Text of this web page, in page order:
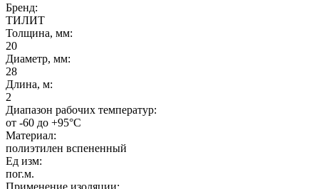
Бренд:
ТИЛИТ
Толщина, мм:
20
Диаметр, мм:
28
Длина, м:
2
Диапазон рабочих температур:
от -60 до +95°C
Материал:
полиэтилен вспененный
Ед изм:
пог.м.
Применение изоляции: